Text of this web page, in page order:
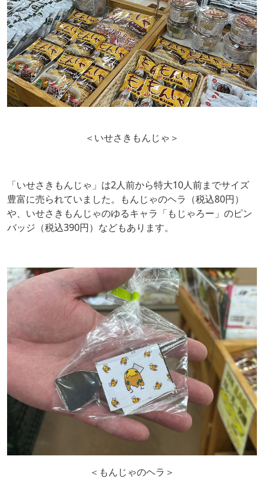
＜いせさきもんじゃ＞
「いせさきもんじゃ」は2人前から特大10人前までサイズ
豊富に売られていました。もんじゃのヘラ（税込80円）
や、いせさきもんじゃのゆるキャラ「もじゃろー」のピン
バッジ（税込390円）などもあります。
＜もんじゃのヘラ＞